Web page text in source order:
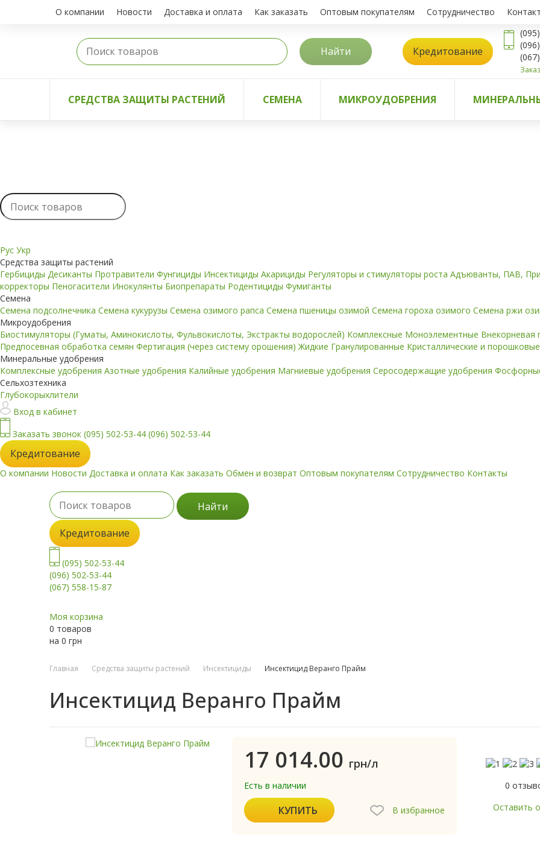
О компании Новости Доставка и оплата Как заказать Оптовым покупателям Сотрудничество
Найти Кредитование
СРЕДСТВА ЗАЩИТЫ РАСТЕНИЙ СЕМЕНА МИКРОУДОБРЕНИЯ
Рус Укр
Средства защиты растений
Гербициды Десиканты Протравители Фунгициды Инсектициды Акарициды Регуляторы и стимуляторы роста Адъюванты, ПАВ,
корректоры Пеногасители Инокулянты Биопрепараты Родентициды Фумиганты
Семена
Семена подсолнечника Семена кукурузы Семена озимого рапса Семена пшеницы озимой Семена гороха озимого Семена ржи
Микроудобрения
Биостимуляторы (Гуматы, Аминокислоты, Фульвокислоты, Экстракты водорослей) Комплексные Моноэлементные Внекорневая
Предпосевная обработка семян Фертигация (через систему орошения)Жидкие Гранулированные Кристаллические и порошковые
Минеральные удобрения
Комплексные удобрения Азотные удобрения Калийные удобрения Магниевые удобрения Серосодержащие удобрения
Сельхозтехника
Глубокорыхлители
Вход в кабинет
Заказать звонок (095) 502-53-44 (096) 502-53-44
Кредитование
О компании Новости Доставка и оплата Как заказать Обмен и возврат Оптовым покупателям Сотрудничество Контакты
Найти
Кредитование
(095) 502-53-44
(096) 502-53-44
(067) 558-15-87
Моя корзина
0 товаров
на 0 грн
Главная Средства защиты растений Инсектициды Инсектицид Веранго Прайм
Инсектицид Веранго Прайм
17 014.00 грн/л
Есть в наличии
КУПИТЬ В избранное
0
Оставить